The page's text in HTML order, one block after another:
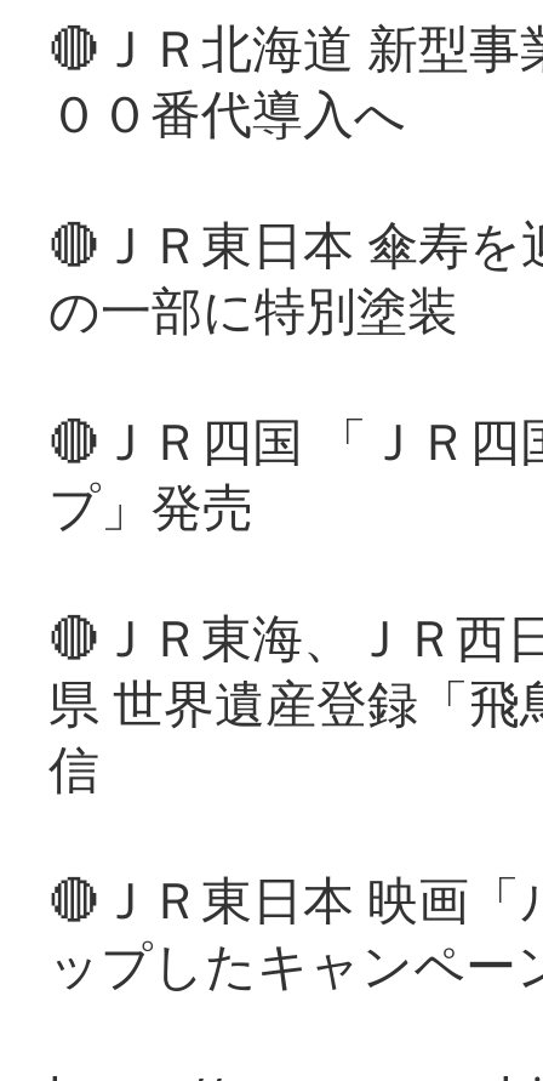
🔴ＪＲ北海道 新型
００番代導入へ
🔴ＪＲ東日本 傘寿
の一部に特別塗装
🔴ＪＲ四国 「ＪＲ
プ」発売
🔴ＪＲ東海、ＪＲ西
県 世界遺産登録「
信
🔴ＪＲ東日本 映画
ップしたキャンペー